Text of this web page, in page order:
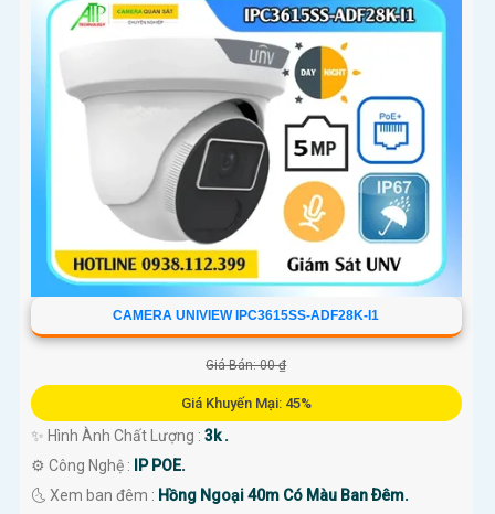
CAMERA UNIVIEW IPC3615SS-ADF28K-I1
Giá Bán: 00 ₫
Giá Khuyến Mại: 45%
✨ Hình Ành Chất Lượng : 3k .
⚙ Công Nghệ :
IP POE.
🌜 Xem ban đêm : Hồng Ngoại 40m Có Màu Ban Ðêm.